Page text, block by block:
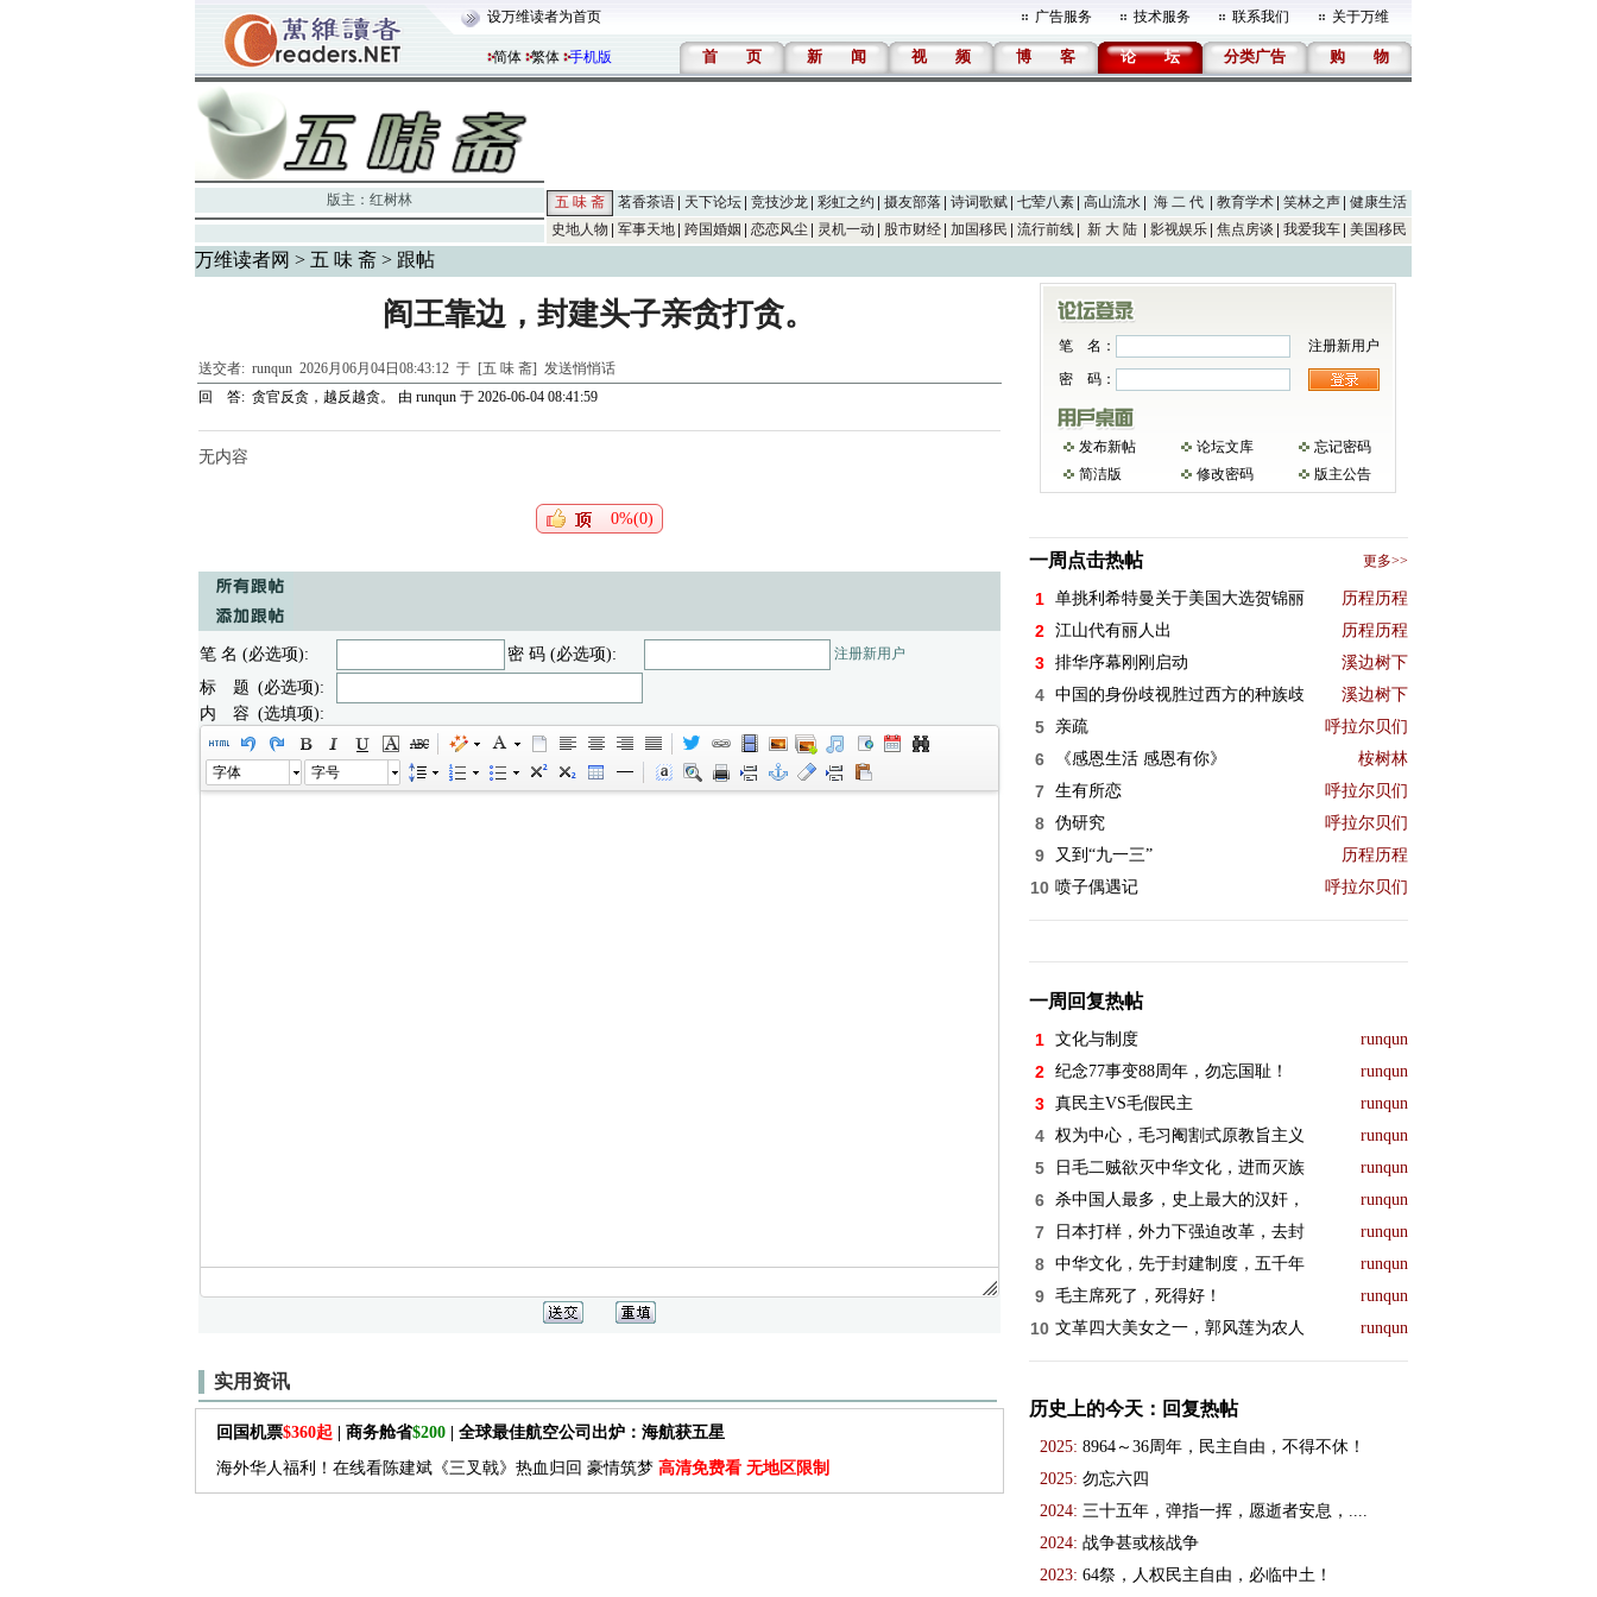
设万维读者为首页 广告服务 技术服务 联系我们 关于万维
简体 繁体 手机版 首 页 新 闻 视 频 博 客 论 坛 分类广告 购 物
版主： 红树林 五 味 斋 茗香茶语 天下论坛 竞技沙龙 彩虹之约 摄友部落 诗词歌赋 七荤八素 高山流水 海 二 代 教育学术 笑林之声
健康生活
史地人物
军事天地 跨国婚姻 恋恋风尘 灵机一动 股市财经 加国移民 流行前线 新 大 陆 影视娱乐 焦点房谈 我爱我车 美国移民
万维读者网 > 五 味 斋> 跟帖
阎王靠边，封建头子亲贪打贪。
送交者: runqun2026月06月04日08:43:12 于 [五 味 斋] 发送悄悄话
回 答: 贪官反贪，越反越贪。 由 runqun于 2026-06-04 08:41:59
无内容
0%(0)
笔 名 (必选项): 密 码 (必选项): 注册新用户
标 题 (必选项):
内 容 (选填项):
字体 字号
实用资讯
回国机票$360起 | 商务舱省$200| 全球最佳航空公司出炉：海航获五星
海外华人福利！在线看陈建斌《三叉戟》热血归回 豪情筑梦 高清免费看 无地区限制
笔 名：
注册新用户
密 码：
发布新帖 论坛文库
忘记密码
简洁版
修改密码 版主公告
一周点击热帖 更多>>
1 单挑利希特曼关于美国大选贺锦丽 历程历程
2 江山代有丽人出 历程历程
3 排华序幕刚刚启动 溪边树下
4 中国的身份歧视胜过西方的种族歧 溪边树下
5 亲疏 呼拉尔贝们
6 《感恩生活 感恩有你》 桉树林
7 生有所恋 呼拉尔贝们
8 伪研究 呼拉尔贝们
9 又到“九一三” 历程历程
10 喷子偶遇记 呼拉尔贝们
一周回复热帖
1 文化与制度 runqun
2 纪念77事变88周年，勿忘国耻！ runqun
3 真民主VS毛假民主 runqun
4 权为中心，毛习阉割式原教旨主义 runqun
5 日毛二贼欲灭中华文化，进而灭族 runqun
6 杀中国人最多，史上最大的汉奸， runqun
7 日本打样，外力下强迫改革，去封 runqun
8 中华文化，先于封建制度，五千年 runqun
9 毛主席死了，死得好！ runqun
10 文革四大美女之一，郭风莲为农人 runqun
历史上的今天：回复热帖
2025: 8964～36周年，民主自由，不得不休！
2025: 勿忘六四
2024: 三十五年，弹指一挥，愿逝者安息，....
2024: 战争甚或核战争
2023: 64祭，人权民主自由，必临中土！